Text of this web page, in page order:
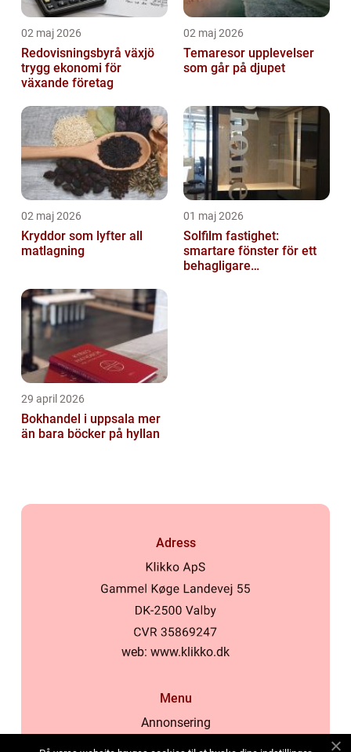
02 maj 2026
Redovisningsbyrå växjö
trygg ekonomi för
växande företag
02 maj 2026
Temaresor upplevelser
som går på djupet
02 maj 2026
Kryddor som lyfter all
matlagning
01 maj 2026
Solfilm fastighet:
smartare fönster för ett
behagligare
29 april 2026
Bokhandel i uppsala mer
än bara böcker på hyllan
Adress
web: www.klikko.dk
Menu
Annonsering